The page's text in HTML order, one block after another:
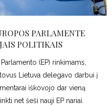
PARLAMENTE
POLITIKAIS
(EP) rinkimams,
Lietuva delegavo darbui į
iškovojo dar vieną
net šeši nauji EP nariai.